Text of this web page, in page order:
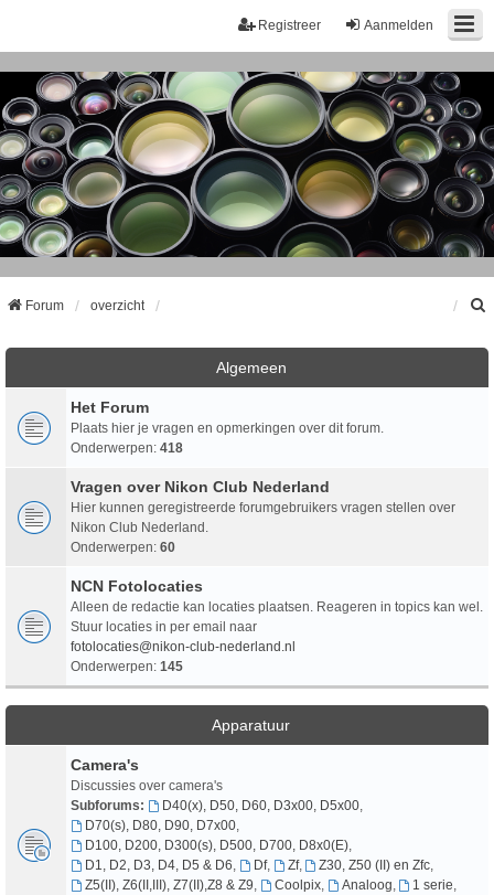
Aanmelden
Registreer
Forum overzicht
Algemeen
Het Forum
Plaats hier je vragen en opmerkingen over dit forum.
Onderwerpen: 418
Vragen over Nikon Club Nederland
Hier kunnen geregistreerde forumgebruikers vragen stellen over
Nikon Club Nederland.
Onderwerpen: 60
NCN Fotolocaties
Alleen de redactie kan locaties plaatsen. Reageren in topics kan wel.
Stuur locaties in per email naar
fotolocaties@nikon-club-nederland.nl
Onderwerpen: 145
Apparatuur
Camera's
Discussies over camera's
Subforums:
D40(x), D50, D60, D3x00, D5x00,
D70(s), D80, D90, D7x00,
D100, D200, D300(s), D500, D700, D8x0(E),
D1, D2, D3, D4, D5 & D6
Df, Zf, Z30, Z50 (II) en Zfc
Z5(II), Z6(II,III), Z7(II),Z8 & Z9
Coolpix, Analoog 1 serie